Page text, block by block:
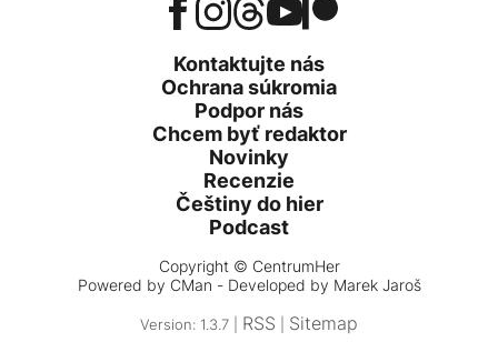
Kontaktujte nás
Ochrana súkromia
Podpor nás
Chcem byť redaktor
Novinky
Recenzie
Češtiny do hier
Podcast
Copyright © CentrumHer
Powered by CMan - Developed by Marek Jaroš
Version: 1.3.7 | RSS Sitemap